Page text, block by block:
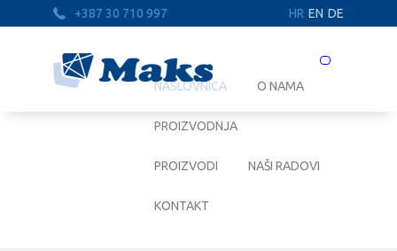
+387 30 710 997 HR EN DE
Prebaci
NASLOVNICA O NAMA
PROIZVODNJA
PROIZVODI NAŠI RADOVI
KONTAKT